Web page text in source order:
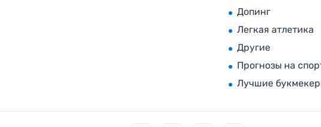
Допинг
Легкая атлетика
Другие
Прогнозы на
Лучшие